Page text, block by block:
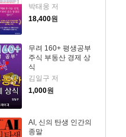
박태웅 저
18,400원
무려 160+ 평생공부
주식 부동산 경제 상
식
김일구 저
1,000원
AI, 신의 탄생 인간의
종말